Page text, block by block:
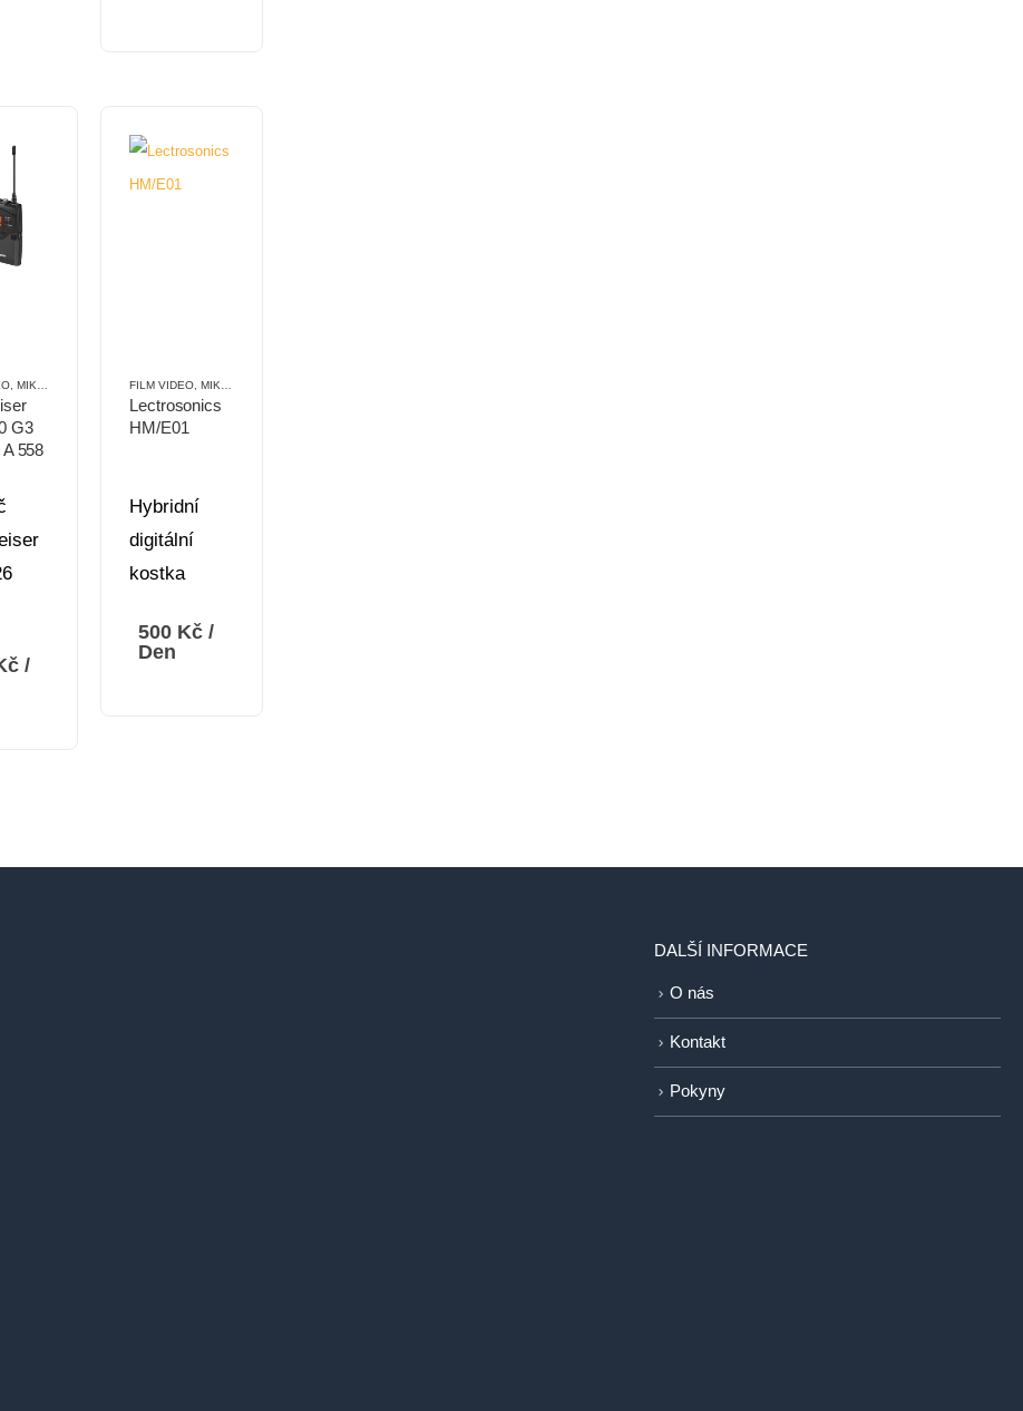
MIKROPORTY PŘENOSNÉ
G3
558
/
FILM VIDEO ,MIKROPORTY
Lectrosonics
HM/E01
Hybridní
digitální
kostka
500 Kč /
Den
DALŠÍ INFORMACE
O nás
Kontakt
Pokyny